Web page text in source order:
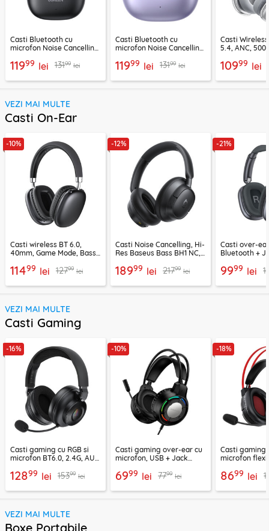
Casti Bluetooth cu
microfon Noise Cancelling
11999 lei 13199 lei
Casti Bluetooth cu
microfon Noise Cancelling
11999 lei 13199 lei
Casti
5.4, ANC,
10999 lei
VEZI MAI MULTE
Casti On-Ear
-10%
Casti wireless BT 6.0,
40mm, Game Mode, Bass
11499 lei 12799 lei
-12%
Casti Noise Cancelling, Hi-
Res Baseus Bass BH1 NC,
18999 lei 21799 lei
-21%
Casti over-
Bluetooth +
9999 lei
VEZI MAI MULTE
Casti Gaming
-16%
Casti gaming cu RGB si
microfon BT6.0, 2.4G, AUX
12899 lei 15399 lei
-10%
Casti gaming over-ear cu
microfon, USB + Jack
BO112
6999 lei 7799 lei
-18%
Casti gaming
microfon
8699 lei
VEZI MAI MULTE
Boxe Portabile